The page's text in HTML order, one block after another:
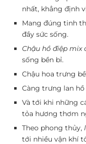
nhất, khẳng định
Mang đúng tinh
đầy sức sống.
Chậu hồ điệp mix
sống bền bỉ.
Chậu hoa trưng
Càng trưng lan
Và tới khi những
tỏa hương thơm
Theo phong thủy,
tới nhiều vận khí